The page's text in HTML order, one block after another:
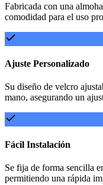
Fabricada con una
comodidad para el uso
Ajuste Personalizado
Su diseño de velcro
mano, asegurando un
Fácil Instalación
Se fija de forma sencilla
permitiendo una rápida